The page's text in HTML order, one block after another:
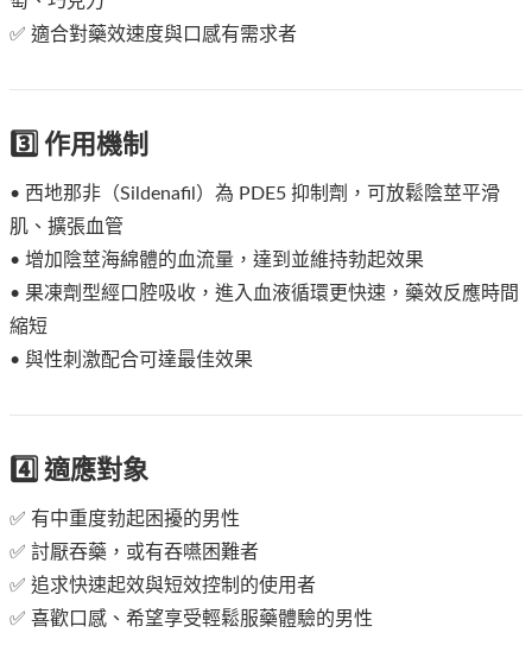
✅ 適合對藥效速度與口感有需求者
3️⃣ 作用機制
• 西地那非（Sildenafil）為 PDE5 抑制劑，可放鬆陰莖平滑
肌、擴張血管
• 增加陰莖海綿體的血流量，達到並維持勃起效果
• 果凍劑型經口腔吸收，進入血液循環更快速，藥效反應時間
縮短
• 與性刺激配合可達最佳效果
4️⃣ 適應對象
✅ 有中重度勃起困擾的男性
✅ 討厭吞藥，或有吞嚥困難者
✅ 追求快速起效與短效控制的使用者
✅ 喜歡口感、希望享受輕鬆服藥體驗的男性